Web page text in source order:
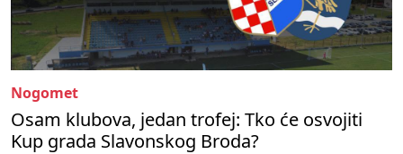
Nogomet
Osam klubova, jedan trofej: Tko će osvojiti
Kup grada Slavonskog Broda?